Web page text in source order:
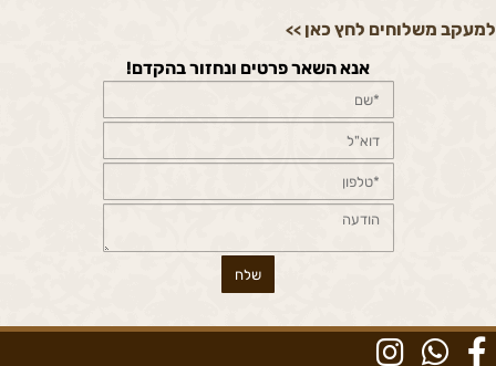
למעקב משלוחים לחץ כאן >>
אנא השאר פרטים ונחזור בהקדם!